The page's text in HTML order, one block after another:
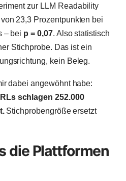
zur LLM Readability
23,3 Prozentpunkten bei
– bei p = 0,07. Also statistisch
Stichprobe. Das ist ein
kein Beleg.
dabei angewöhnt habe:
schlagen 252.000
Stichprobengröße ersetzt
die Plattformen